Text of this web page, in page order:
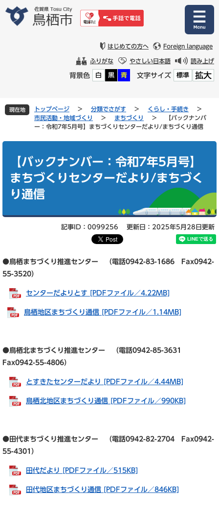
文
はじめての方へ Foreign language
ふりがな やさしい日本語 読み上げ
背景色 白 黒 青 文字サイズ 標準 拡大
現在地 トップページ > 分類でさがす > くらし・手続き
>
市民活動・地域づくり
> まちづくり >
【バックナンバ
ー：令和7年5月号】まちづくりセンターだより/まちづくり通信
【バックナンバー：令和7年5月号】
まちづくりセンターだより/まちづく
り通信
記事ID：0099256 更新日：2025年5月28日更新
●鳥栖まちづくり推進センター （電話0942-83-1686 Fax0942-
55-3520）
センターだよりとす [PDFファイル／4.22MB]
鳥栖地区まちづくり通信 [PDFファイル／1.14MB]
●鳥栖北まちづくり推進センター （電話0942-85-3631
Fax0942-55-4806）
とすきたセンターだより [PDFファイル／4.44MB]
鳥栖北地区まちづくり通信 [PDFファイル／990KB]
●田代まちづくり推進センター （電話0942-82-2704 Fax0942-
55-4301）
田代だより [PDFファイル／515KB]
田代地区まちづくり通信 [PDFファイル／846KB]